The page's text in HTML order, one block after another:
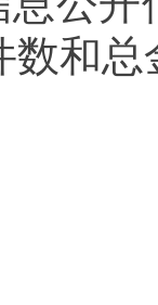
数和